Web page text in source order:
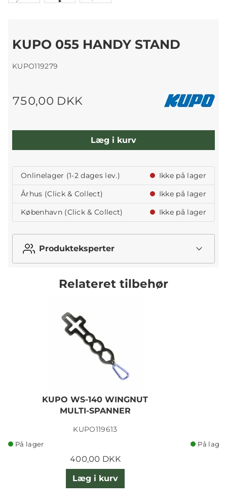
KUPO 055 HANDY STAND
KUPO119279
750,00 DKK
Læg i kurv
Onlinelager (1-2 dages lev.)
Ikke på lager
Århus (Click & Collect)
Ikke på lager
København (Click & Collect)
Ikke på lager
Produkteksperter
Relateret tilbehør
KUPO WS-140 WINGNUT
MULTI-SPANNER
KUPO119613
På lager
400,00 DKK
Læg i kurv
På lager